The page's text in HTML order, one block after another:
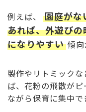
例えば、
園庭がな
あれば、外遊び
になりやすい 傾向
製作やリトミック
ば、花粉の飛散が
ながら保育に集中で